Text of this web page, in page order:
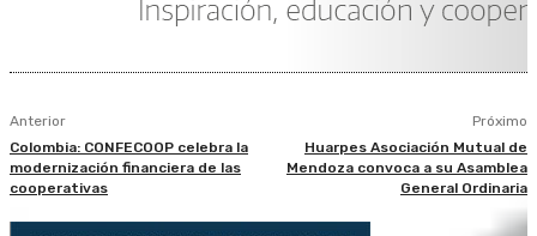
Anterior
Colombia: CONFECOOP celebra la
modernización financiera de las
cooperativas
Próximo
Huarpes Asociación Mutual de
Mendoza convoca a su Asamblea
General Ordinaria